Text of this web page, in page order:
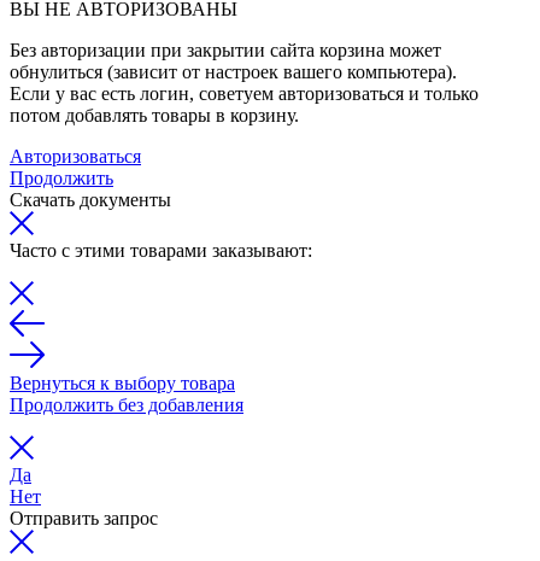
ВЫ НЕ АВТОРИЗОВАНЫ
Без авторизации при закрытии сайта корзина может
обнулиться (зависит от настроек вашего компьютера).
Если у вас есть логин, советуем авторизоваться и только
потом добавлять товары в корзину.
Авторизоваться
Продолжить
Скачать документы
Часто с этими товарами заказывают:
Вернуться к выбору товара
Продолжить без добавления
Да
Нет
Отправить запрос